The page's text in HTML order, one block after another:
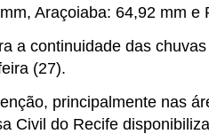
Araçoiaba: 64,92 mm e
a continuidade das
(27).
principalmente nas
Civil do Recife